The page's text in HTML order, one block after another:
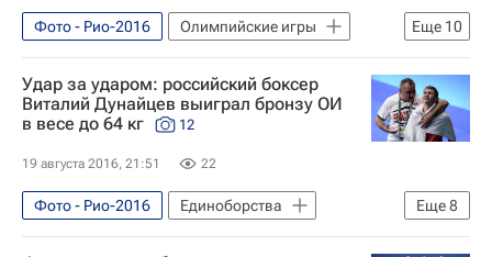
Алла Шишкина
Светлана Ромашина
Михаил Алоян
Наталья Ищенко
Россия на Олимпиаде 2016
Россия Еще 10
Фото - Рио-2016
Олимпийские игры
Спорт
Фото
Единоборства
Сборная России - Рио-2016
Борьба - Рио-2016
Летние Олимпийские игры 2016
Россия на Олимпиаде 2016
Удар за ударом: российский боксер
Виталий Дунайцев выиграл бронзу ОИ
в весе до 64 кг
12
19 августа 2016, 21:51 22
Еще8
Фото - Рио-2016
Единоборства
Спорт
Фото
Рио-2016